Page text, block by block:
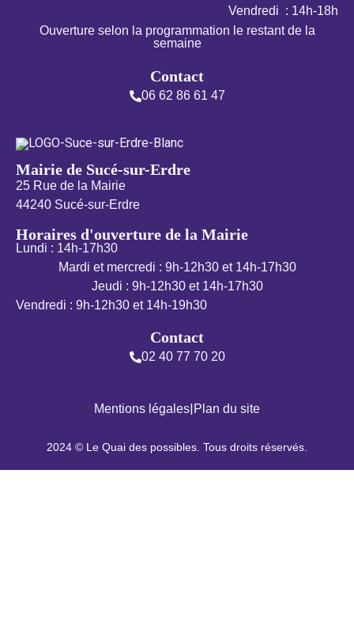
Vendredi : 14h-18h
Ouverture selon la programmation le restant de la
semaine
Contact
06 62 86 61 47
Mairie de Sucé-sur-Erdre
25 Rue de la Mairie
44240 Sucé-sur-Erdre
Horaires d'ouverture de la Mairie
Lundi : 14h-17h30
Mardi et mercredi : 9h-12h30 et 14h-17h30
Jeudi : 9h-12h30 et 14h-17h30
Vendredi : 9h-12h30 et 14h-19h30
Contact
02 40 77 70 20
Mentions légales|Plan du site
2024 © Le Quai des possibles. Tous droits réservés.